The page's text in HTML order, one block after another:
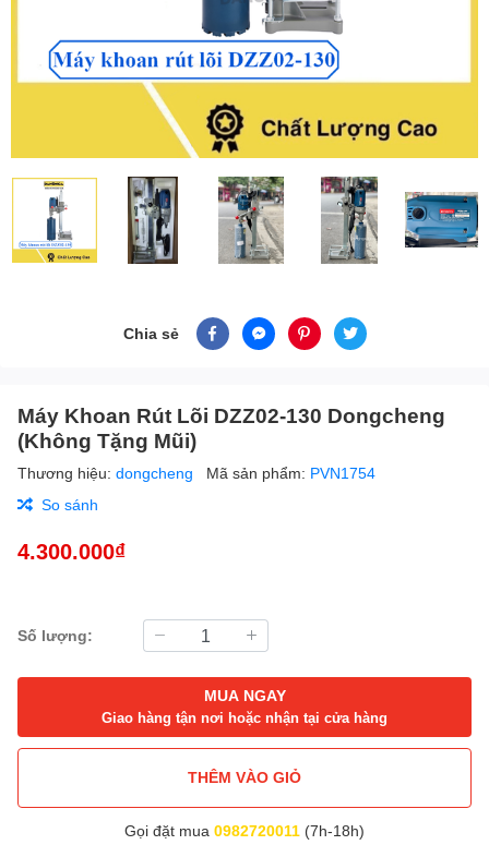
Chia sẻ
Máy Khoan Rút Lõi DZZ02-130 Dongcheng
(Không Tặng Mũi)
Thương hiệu: dongcheng Mã sản phẩm: PVN1754
So sánh
4.300.000₫
Số lượng:
MUA NGAY
Giao hàng tận nơi hoặc nhận tại cửa hàng
THÊM VÀO GIỎ
Gọi đặt mua 0982720011 (7h-18h)